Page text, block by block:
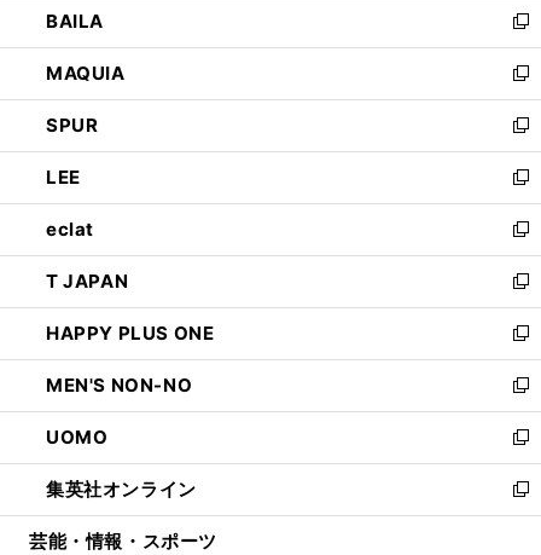
く
ィ
ン
ド
ウ
で
開
く
い
ウ
ィ
ン
ド
ウ
で
開
く
BAILA
新
し
い
ウ
ィ
ン
ド
ウ
で
開
く
MAQUIA
新
し
い
ウ
ィ
ン
ド
ウ
で
開
く
SPUR
新
し
い
ウ
ィ
ン
ド
ウ
で
開
く
LEE
新
し
い
ウ
ィ
ン
ド
ウ
で
開
く
eclat
新
し
い
ウ
ィ
ン
ド
ウ
で
開
く
T JAPAN
新
し
い
ウ
ィ
ン
ド
ウ
で
開
HAPPY PLUS ONE
新
し
い
ウ
ィ
ン
ド
ウ
MEN'S NON-NO
新
し
い
ウ
ィ
ン
UOMO
新
し
い
ウ
集英社オンライン
新
し
芸能・情報・スポーツ